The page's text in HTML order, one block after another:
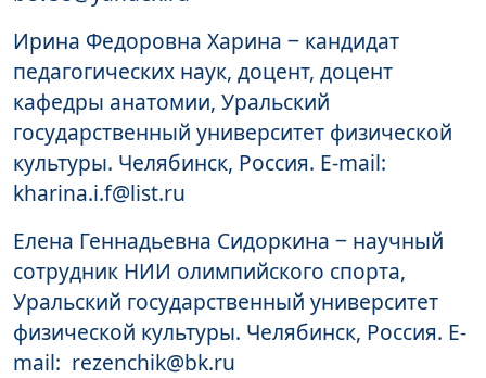
Ирина Федоровна Харина ‒ кандидат
педагогических наук, доцент, доцент
кафедры анатомии, Уральский
государственный университет физической
культуры. Челябинск, Россия. E-mail:
kharina.i.f@list.ru
Елена Геннадьевна Сидоркина ‒ научный
сотрудник НИИ олимпийского спорта,
Уральский государственный университет
физической культуры. Челябинск, Россия. E-
mail: rezenchik@bk.ru